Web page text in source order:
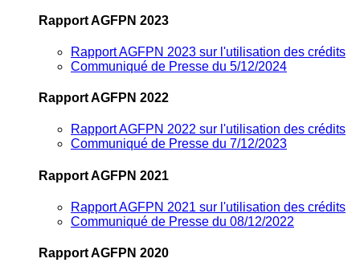
Rapport AGFPN 2023
Rapport AGFPN 2023 sur l'utilisation des crédits
Communiqué de Presse du 5/12/2024
Rapport AGFPN 2022
Rapport AGFPN 2022 sur l'utilisation des crédits
Communiqué de Presse du 7/12/2023
Rapport AGFPN 2021
Rapport AGFPN 2021 sur l'utilisation des crédits
Communiqué de Presse du 08/12/2022
Rapport AGFPN 2020